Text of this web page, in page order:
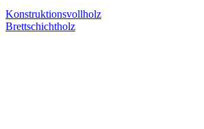
Konstruktionsvollholz
Brettschichtholz